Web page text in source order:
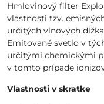
Hmlovinový filter
vlastnosti tzv.
určitých vlnových
Emitované svetlo v
určitými chemickými
v tomto prípade
Vlastnosti v skratke